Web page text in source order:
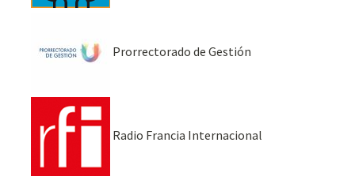
Prorrectorado de Gestión
Radio Francia Internacional